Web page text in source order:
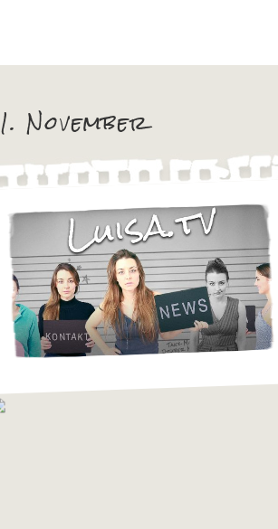
1. November